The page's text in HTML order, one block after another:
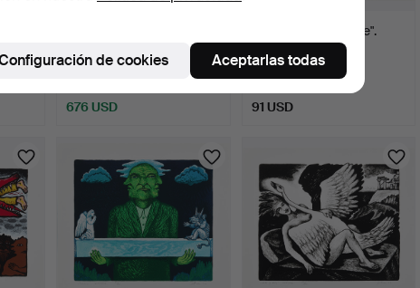
Siebenbürgen"…
5 días
676 USD
JÜRI ARRAK. "Teade".
5 días
91 USD
de cookies Aceptarlas todas